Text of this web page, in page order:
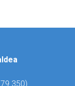
350)